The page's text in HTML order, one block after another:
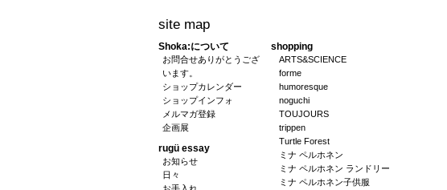
site map
Shoka:について
お問合せありがとうござ
います。
ショップカレンダー
ショップインフォ
メルマガ登録
企画展
rugü essay
お知らせ
日々
shopping
ARTS&SCIENCE
forme
humoresque
noguchi
TOUJOURS
trippen
Turtle Forest
ミナ ペルホネン
ミナ ペルホネン ランドリー
ミナ ペルホネン子供服